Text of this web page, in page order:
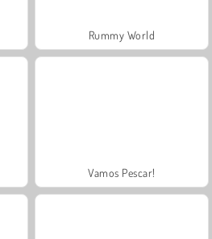
Rummy World
Vamos Pescar!